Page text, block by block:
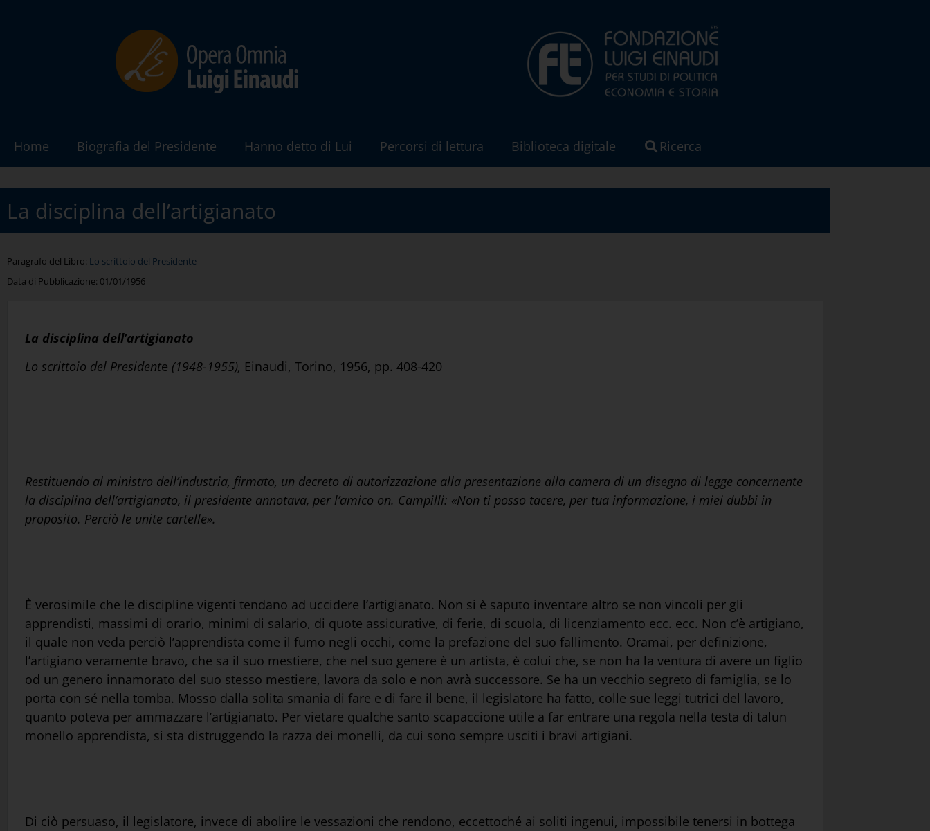
Home Biografia del Presidente Hanno detto di Lui Percorsi di lettura Biblioteca digitale Ricerca
La disciplina dell’artigianato
Paragrafo del Libro: Lo scrittoio del Presidente
Data di Pubblicazione: 01/01/1956
La disciplina dell’artigianato
Lo scrittoio del Presidente (1948-1955), Einaudi, Torino, 1956, pp. 408-420
Restituendo al ministro dell’industria, firmato, un decreto di autorizzazione alla presentazione alla camera di un disegno di legge concernente
la disciplina dell’artigianato, il presidente annotava, per l’amico on. Campilli: «Non ti posso tacere, per tua informazione, i miei dubbi in
proposito. Perciò le unite cartelle».
È verosimile che le discipline vigenti tendano ad uccidere l’artigianato. Non si è saputo inventare altro se non vincoli per gli
apprendisti, massimi di orario, minimi di salario, di quote assicurative, di ferie, di scuola, di licenziamento ecc. ecc. Non c’è artigiano,
il quale non veda perciò l’apprendista come il fumo negli occhi, come la prefazione del suo fallimento. Oramai, per definizione,
l’artigiano veramente bravo, che sa il suo mestiere, che nel suo genere è un artista, è colui che, se non ha la ventura di avere un figlio
od un genero innamorato del suo stesso mestiere, lavora da solo e non avrà successore. Se ha un vecchio segreto di famiglia, se lo
porta con sé nella tomba. Mosso dalla solita smania di fare e di fare il bene, il legislatore ha fatto, colle sue leggi tutrici del lavoro,
quanto poteva per ammazzare l’artigianato. Per vietare qualche santo scapaccione utile a far entrare una regola nella testa di talun
monello apprendista, si sta distruggendo la razza dei monelli, da cui sono sempre usciti i bravi artigiani.
Di ciò persuaso, il legislatore, invece di abolire le vessazioni che rendono, eccettoché ai soliti ingenui, impossibile tenersi in bottega